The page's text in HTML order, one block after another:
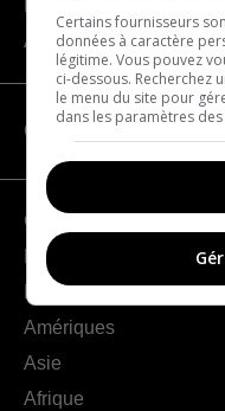
À propos
CATÉGORIES
Géographie
France
Europe
Amériques
Asie
Afrique
Certains fournisseurs
données à caractère
légitime. Vous pouvez
ci-dessous. Recherchez
le menu du site pour
dans les paramètres